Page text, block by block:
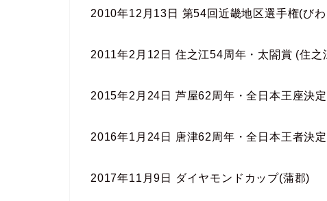
2010年12月13日 第54回近畿地区選手権(び
2011年2月12日 住之江54周年・太閤賞 (住之
2015年2月24日 芦屋62周年・全日本王座決
2016年1月24日 唐津62周年・全日本王者決
2017年11月9日 ダイヤモンドカップ(蒲郡)